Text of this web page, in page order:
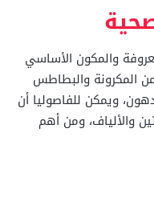
والمكون الأساسي
المكرونة والبطاطس
ويمكن للفاصوليا أن
والألياف، ومن أهم